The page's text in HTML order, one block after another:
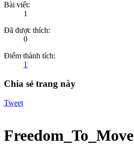
Bài viết:
1
Đã được thích:
0
Điểm thành tích:
1
Chia sẻ trang này
Tweet
Freedom_To_Move